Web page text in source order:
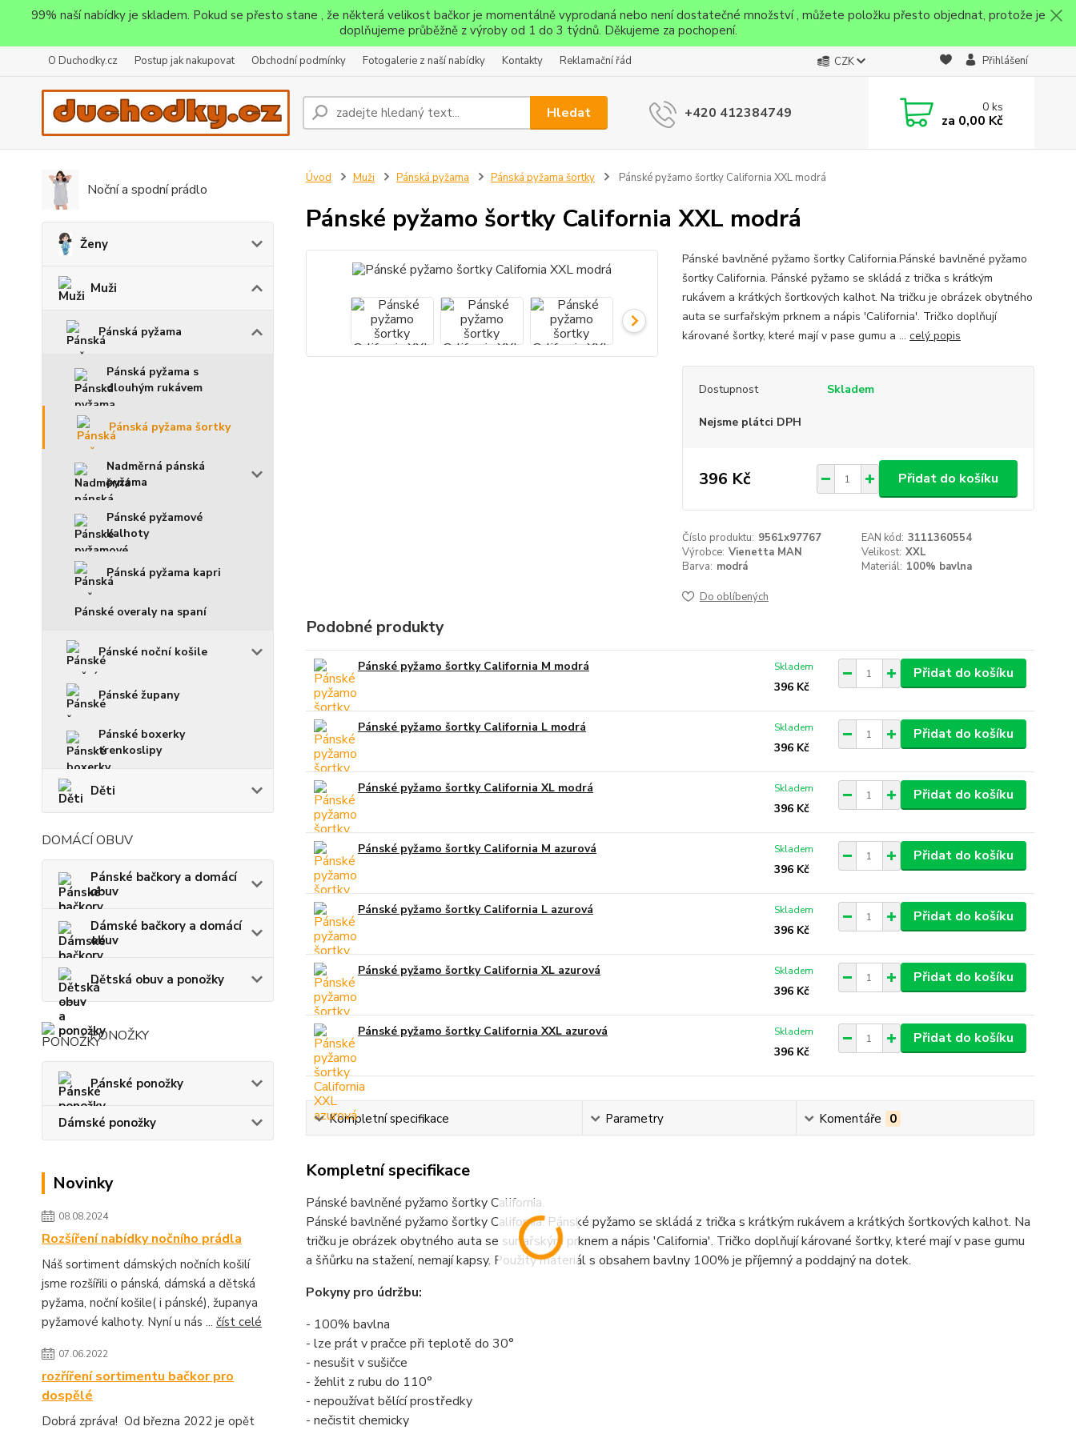
99% naší nabídky je skladem. Pokud se přesto stane , že některá velikost bačkor je momentálně vyprodaná nebo není dostatečné množství , můžete položku přesto objednat, protože je
doplňujeme průběžně z výroby od 1 do 3 týdnů. Děkujeme za pochopení.
O Duchodky.cz Postup jak nakupovat Obchodní podmínky Fotogalerie z naší nabídky Kontakty Reklamační řád CZK Přihlášení
Hledat +420 412384749 0ks
za 0,00 Kč
Noční a spodní prádlo
Ženy
Muži
Pánská pyžama
Pánská pyžama s
dlouhým rukávem
Pánská pyžama šortky
Nadměrná pánská
pyžama
Pánské pyžamové
kalhoty
Pánská pyžama kapri
Pánské overaly na spaní
Pánské noční košile
Pánské župany
Pánské boxerky
trenkoslipy
Děti
DOMÁCÍ OBUV
Pánské bačkory a domácí
obuv
Dámské bačkory a domácí
obuv
Dětská obuv a ponožky
PONOŽKY
Pánské ponožky
Dámské ponožky
Novinky
08.08.2024
Rozšíření nabídky nočního prádla
Náš sortiment dámských nočních košilí
jsme rozšířili o pánská, dámská a dětská
pyžama, noční košile( i pánské), županya
pyžamové kalhoty. Nyní u nás ... číst celé
07.06.2022
rozříření sortimentu bačkor pro
dospělé
Dobrá zpráva! Od března 2022 je opět
Úvod Muži Pánská pyžama Pánská pyžama šortky Pánské pyžamo šortky California XXL modrá
Pánské pyžamo šortky California XXL modrá
Pánské bavlněné pyžamo šortky California.Pánské bavlněné pyžamo
šortky California. Pánské pyžamo se skládá z trička s krátkým
rukávem a krátkých šortkových kalhot. Na tričku je obrázek obytného
auta se surfařským prknem a nápis 'California'. Tričko doplňují
kárované šortky, které mají v pase gumu a ... celý popis
Dostupnost Skladem
Nejsme plátci DPH
396 Kč Přidat do košíku
Číslo produktu: 9561x97767 EAN kód: 3111360554
Výrobce: Vienetta MAN Velikost: XXL
Barva: modrá Materiál: 100% bavlna
Do oblíbených
Podobné produkty
Pánské pyžamo šortky California M modrá
396 Kč
Skladem Přidat do košíku
Pánské pyžamo šortky California L modrá
396 Kč
Skladem Přidat do košíku
Pánské pyžamo šortky California XL modrá
396 Kč
Skladem Přidat do košíku
Pánské pyžamo šortky California M azurová
396 Kč
Skladem Přidat do košíku
Pánské pyžamo šortky California L azurová
396 Kč
Skladem Přidat do košíku
Pánské pyžamo šortky California XL azurová
396 Kč
Skladem Přidat do košíku
Pánské pyžamo šortky California XXL azurová
396 Kč
Skladem Přidat do košíku
Kompletní specifikace Parametry Komentáře 0
Kompletní specifikace
Pánské bavlněné pyžamo šortky California.
Pánské bavlněné pyžamo šortky California. Pánské pyžamo se skládá z trička s krátkým rukávem a krátkých šortkových kalhot. Na
tričku je obrázek obytného auta se surfařským prknem a nápis 'California'. Tričko doplňují kárované šortky, které mají v pase gumu
a šňůrku na stažení, nemají kapsy. Použitý materiál s obsahem bavlny 100% je příjemný a poddajný na dotek.
Pokyny pro údržbu:
- 100% bavlna
- lze prát v pračce při teplotě do 30°
- nesušit v sušičce
- žehlit z rubu do 110°
- nepoužívat bělící prostředky
- nečistit chemicky